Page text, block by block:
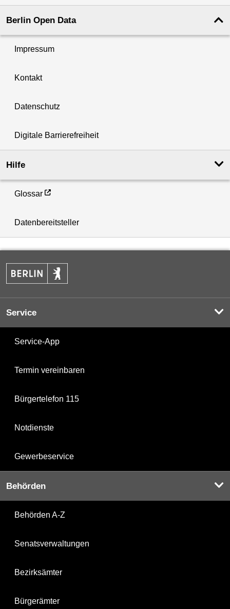
Berlin Open Data
Impressum
Kontakt
Datenschutz
Digitale Barrierefreiheit
Hilfe
Glossar
Datenbereitsteller
Service
Service-App
Termin vereinbaren
Bürgertelefon 115
Notdienste
Gewerbeservice
Behörden
Behörden A-Z
Senatsverwaltungen
Bezirksämter
Bürgerämter